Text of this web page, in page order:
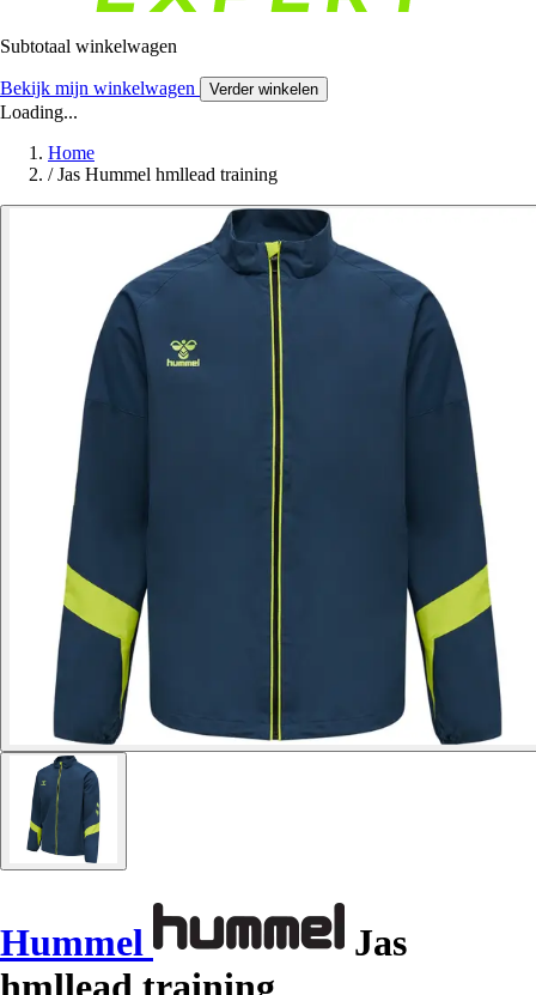
Subtotaal winkelwagen
Bekijk mijn winkelwagen Verder winkelen
Loading...
Home
/ Jas Hummel hmllead training
Hummel
Jas